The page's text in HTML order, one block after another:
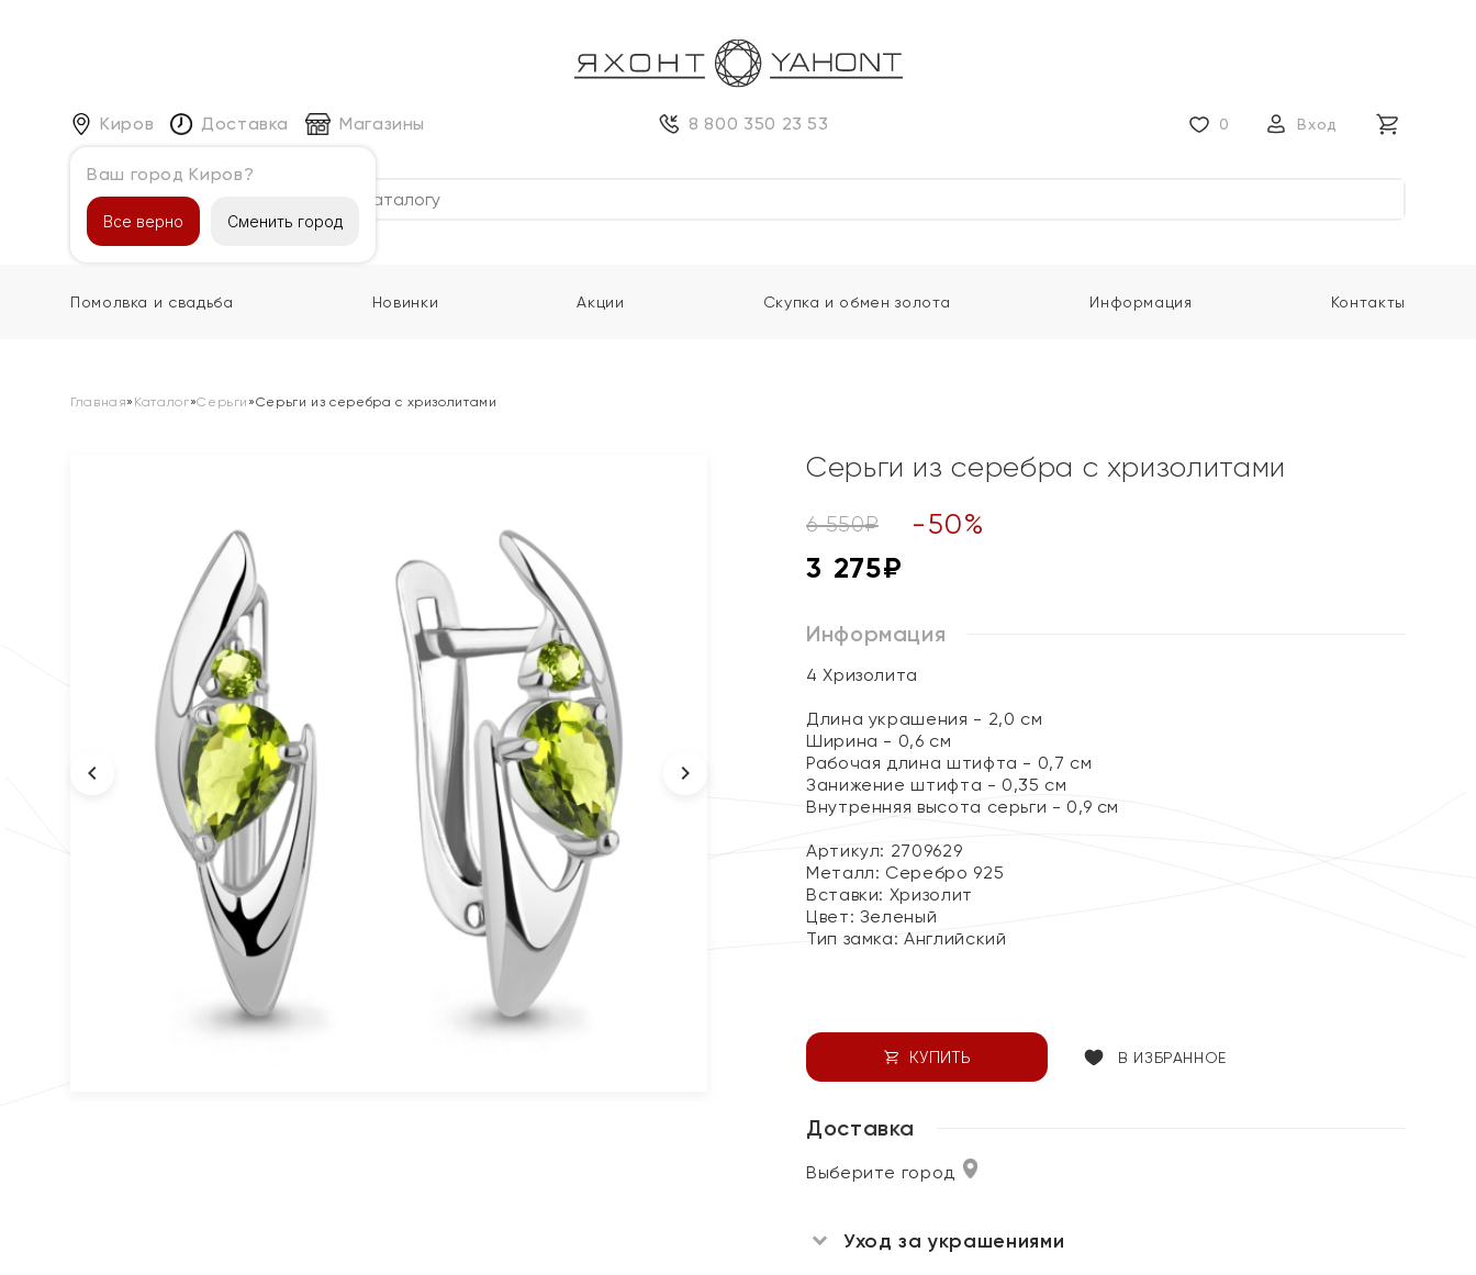
Киров
Ваш город Киров?
Все верно Сменить город
Доставка Магазины 8 800 350 23 53 0 Вход
Каталог
Помолвка и свадьба Новинки Акции Скупка и обмен золота Информация Контакты
Главная» Каталог»Серьги »Серьги из серебра с хризолитами
Серьги из серебра с хризолитами
6 550₽ -50%
3 275₽
Информация
4 Хризолита
Длина украшения - 2,0 см
Ширина - 0,6 см
Рабочая длина штифта - 0,7 см
Занижение штифта - 0,35 см
Внутренняя высота серьги - 0,9 см
Артикул: 2709629
Металл: Серебро 925
Вставки: Хризолит
Цвет: Зеленый
Тип замка:Английский
КУПИТЬ В ИЗБРАННОЕ
Доставка
Выберите город
Уход за украшениями